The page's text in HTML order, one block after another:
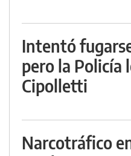
Intentó
pero la Policía
Cipolletti
Narcotráfico